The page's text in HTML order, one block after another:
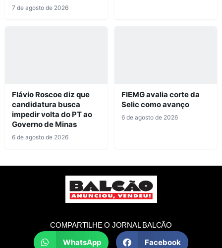
7 de agosto de 2026
Flávio Roscoe diz que
candidatura busca
impedir volta do PT ao
Governo de Minas
6 de agosto de 2026
FIEMG avalia corte da
Selic como avanço
6 de agosto de 2026
COMPARTILHE O JORNAL BALCÃO
WhatsApp Facebook